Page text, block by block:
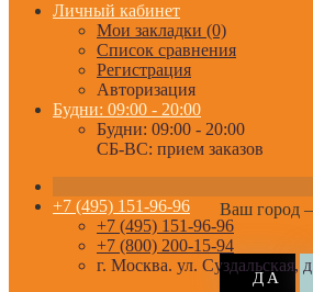
Личный кабинет
Мои закладки (0)
Список сравнения
Регистрация
Авторизация
Будни: 09:00 - 20:00
Будни: 09:00 - 20:00
СБ-ВС: прием заказов
Ваш город
+7 (495) 151-96-96
+7 (495) 151-96-96
+7 (800) 200-15-94
г. Москва. ул.